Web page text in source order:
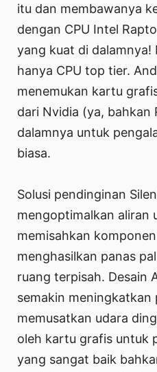
itu dan membawanya
dengan CPU Intel
yang kuat di dalamnya!
hanya CPU top tier.
menemukan kartu
dari Nvidia (ya, bahkan
dalamnya untuk
biasa.
Solusi pendinginan
mengoptimalkan aliran
memisahkan
menghasilkan panas
ruang terpisah. Desain
semakin meningkatkan
memusatkan udara
oleh kartu grafis untuk
yang sangat baik